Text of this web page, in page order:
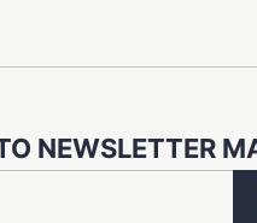
NEWSLETTER